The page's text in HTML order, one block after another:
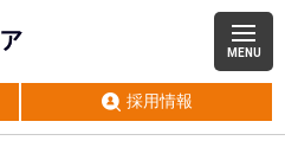
MENU
採用情報